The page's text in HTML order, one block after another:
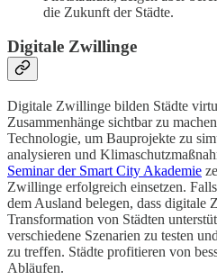
die Zukunft der Städte.
Digitale Zwillinge
Digitale Zwillinge bilden Städte
Zusammenhänge sichtbar zu
Technologie, um Bauprojekte zu
analysieren und
Seminar der Smart City Akademie
Zwillinge erfolgreich einsetzen.
dem Ausland belegen, dass digitale
Transformation von Städten
verschiedene Szenarien zu testen
zu treffen. Städte profitieren von
Abläufen.